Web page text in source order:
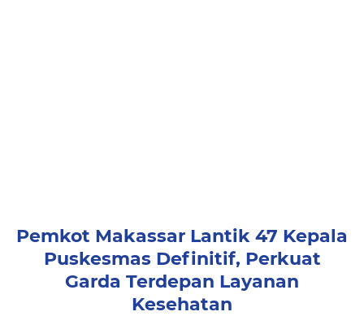
Pemkot Makassar Lantik 47 Kepala
Puskesmas Definitif, Perkuat
Garda Terdepan Layanan
Kesehatan